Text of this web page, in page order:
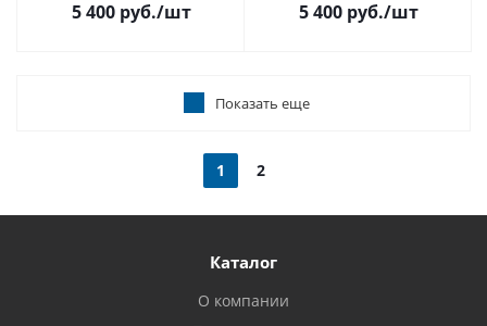
5 400 руб./шт 5 400 руб./шт
Показать еще
1 2
Каталог
О компании